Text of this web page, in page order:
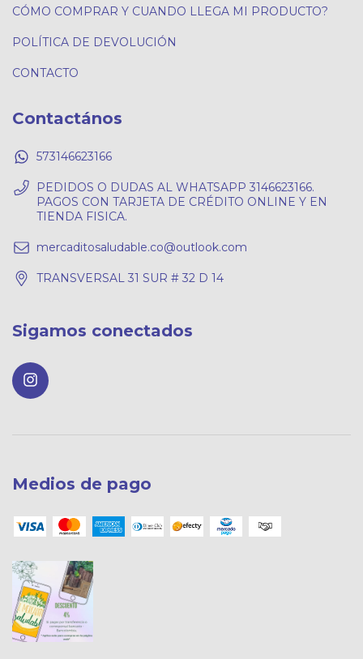
CÓMO COMPRAR Y CUANDO LLEGA MI PRODUCTO?
POLÍTICA DE DEVOLUCIÓN
CONTACTO
Contactános
573146623166
PEDIDOS O DUDAS AL WHATSAPP 3146623166.
PAGOS CON TARJETA DE CRÉDITO ONLINE Y EN
TIENDA FISICA.
mercaditosaludable.co@outlook.com
TRANSVERSAL 31 SUR # 32 D 14
Sigamos conectados
Medios de pago